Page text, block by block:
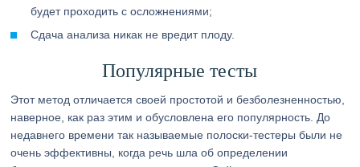
будет проходить с осложнениями;
Сдача анализа никак не вредит плоду.
Популярные тесты
Этот метод отличается своей простотой и безболезненностью,
наверное, как раз этим и обусловлена его популярность. До
недавнего времени так называемые полоски-тестеры были не
очень эффективны, когда речь шла об определении